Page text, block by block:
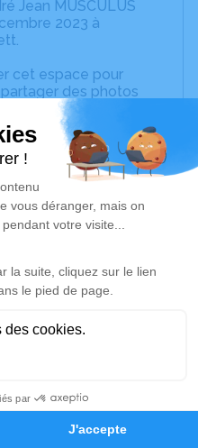
Hommages
Jean MUSCULUS
2023 à
cet espace pour
des photos
exprimer vos pensées
textes. Cet endroit
à honorer la
hommage est
2023 à 14h30
Irmstett